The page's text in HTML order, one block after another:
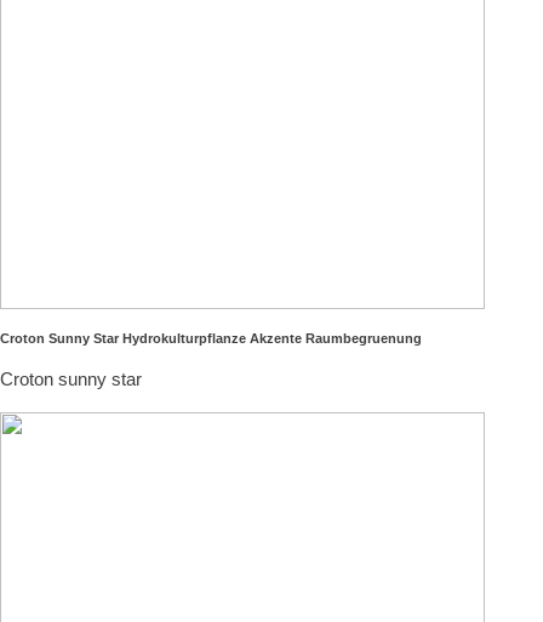
Croton Sunny Star Hydrokulturpflanze Akzente Raumbegruenung
Croton sunny star